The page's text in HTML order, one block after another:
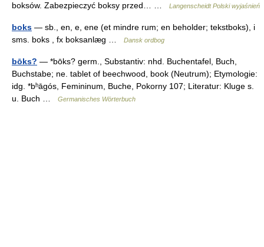
boksów. Zabezpieczyć boksy przed… …
Langenscheidt Polski wyjaśnień
boks — sb., en, e, ene (et mindre rum; en beholder; tekstboks), i
sms. boks , fx boksanlæg …
Dansk ordbog
bōks? — *bōks? germ., Substantiv: nhd. Buchentafel, Buch,
Buchstabe; ne. tablet of beechwood, book (Neutrum); Etymologie:
idg. *bʰāgós, Femininum, Buche, Pokorny 107; Literatur: Kluge s.
u. Buch …
Germanisches Wörterbuch